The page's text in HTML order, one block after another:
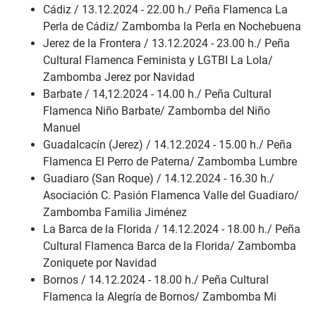
Cádiz / 13.12.2024 - 22.00 h./ Peña Flamenca La
Perla de Cádiz/ Zambomba la Perla en Nochebuena
Jerez de la Frontera / 13.12.2024 - 23.00 h./ Peña
Cultural Flamenca Feminista y LGTBI La Lola/
Zambomba Jerez por Navidad
Barbate / 14,12.2024 - 14.00 h./ Peña Cultural
Flamenca Niño Barbate/ Zambomba del Niño
Manuel
Guadalcacín (Jerez) / 14.12.2024 - 15.00 h./ Peña
Flamenca El Perro de Paterna/ Zambomba Lumbre
Guadiaro (San Roque) / 14.12.2024 - 16.30 h./
Asociación C. Pasión Flamenca Valle del Guadiaro/
Zambomba Familia Jiménez
La Barca de la Florida / 14.12.2024 - 18.00 h./ Peña
Cultural Flamenca Barca de la Florida/ Zambomba
Zoniquete por Navidad
Bornos / 14.12.2024 - 18.00 h./ Peña Cultural
Flamenca la Alegría de Bornos/ Zambomba Mi